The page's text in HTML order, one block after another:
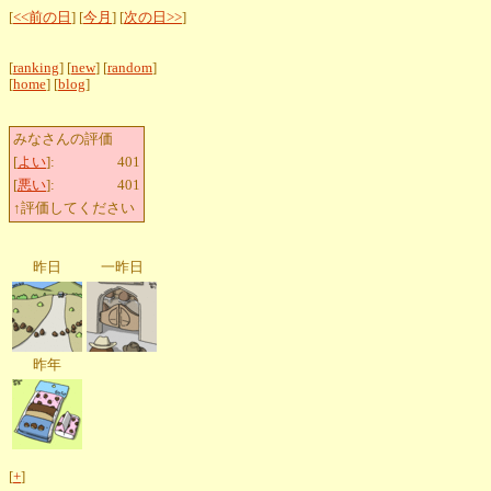
[<<前の日 ] [今月 ] [次の日>>]
[ranking] [new] [random]
[home] [blog]
みなさんの評価
[よい]:
401
[悪い]:
401
↑評価してください
昨日 一昨日
昨年
[+]